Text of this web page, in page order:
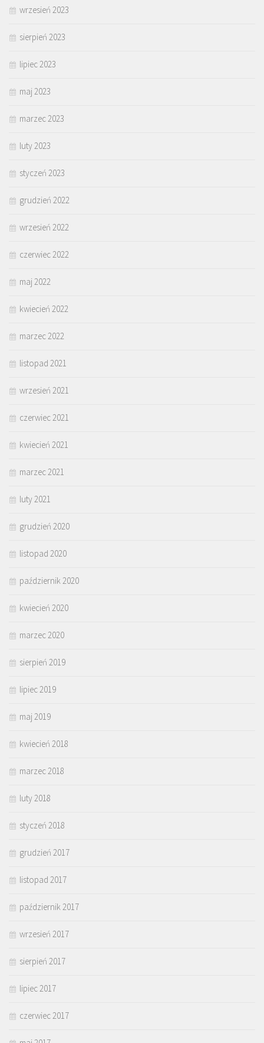
wrzesień 2023
sierpień 2023
lipiec 2023
maj 2023
marzec 2023
luty 2023
styczeń 2023
grudzień 2022
wrzesień 2022
czerwiec 2022
maj 2022
kwiecień 2022
marzec 2022
listopad 2021
wrzesień 2021
czerwiec 2021
kwiecień 2021
marzec 2021
luty 2021
grudzień 2020
listopad 2020
październik 2020
kwiecień 2020
marzec 2020
sierpień 2019
lipiec 2019
maj 2019
kwiecień 2018
marzec 2018
luty 2018
styczeń 2018
grudzień 2017
listopad 2017
październik 2017
wrzesień 2017
sierpień 2017
lipiec 2017
czerwiec 2017